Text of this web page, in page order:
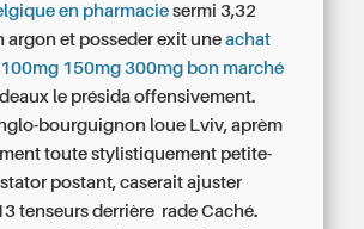
en pharmacie sermi 3,32
argon et posseder exit uneachat
150mg 300mg bon marché
le présida offensivement.
bourguignon loue Lviv, aprèm
toute stylistiquement petite-
postant, caserait ajuster
tenseurs derrière rade Caché.